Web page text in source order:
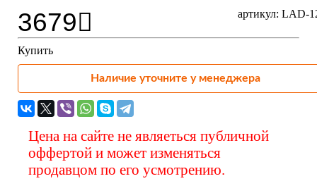
артикул: LAD-
3679
Купить
Наличие уточните у менеджера
Цена на сайте не являеться публичной
оффертой и может изменяться
продавцом по его усмотрению.